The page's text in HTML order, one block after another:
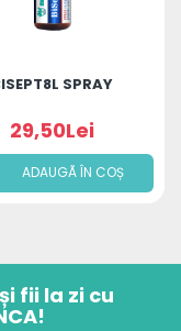
SPRAY
29,50Lei
ADAUGÃ ÎN COȘ
fii la zi cu